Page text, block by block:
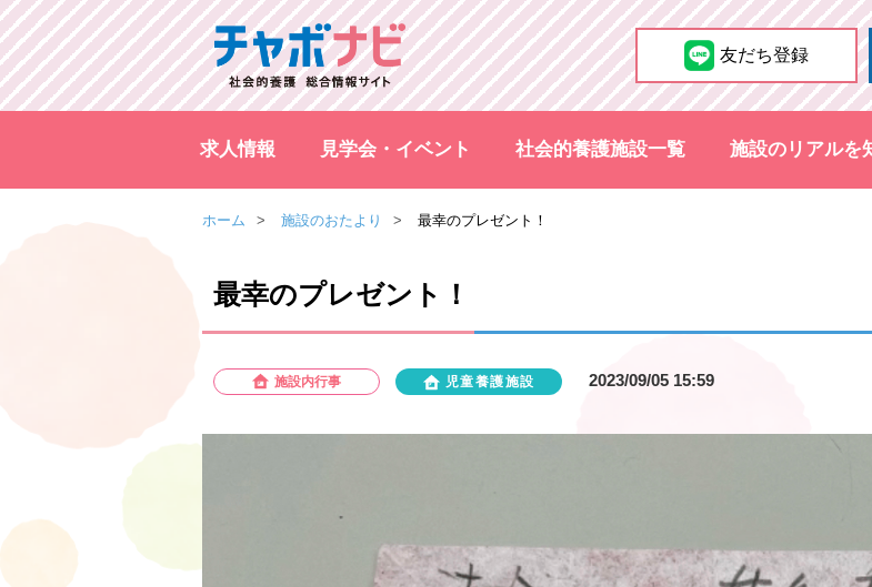
友だち登録
求人情報 見学会・イベント 社会的養護施設一覧 施設のリアルを
ホーム 施設のおたより 最幸のプレゼント！
最幸のプレゼント！
施設内行事 児童養護施設 2023/09/05 15:59